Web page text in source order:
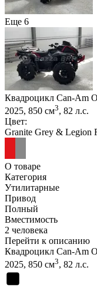
Еще 6
Квадроцикл Can-Am
2025, 850 см3, 82 л.с.
Цвет:
Granite Grey & Legion
О товаре
Категория
Утилитарные
Привод
Полный
Вместимость
2 человека
Перейти к описанию
Квадроцикл Can-Am
2025, 850 см3, 82 л.с.